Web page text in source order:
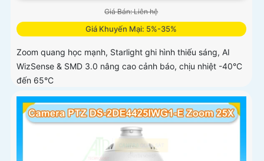
Giá Bán: Liên hệ
Giá Khuyến Mại: 5%-35%
Zoom quang học mạnh, Starlight ghi hình thiếu sáng, AI
WizSense & SMD 3.0 nâng cao cảnh báo, chịu nhiệt -40°C
đến 65°C